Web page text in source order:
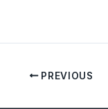
PREVIOUS